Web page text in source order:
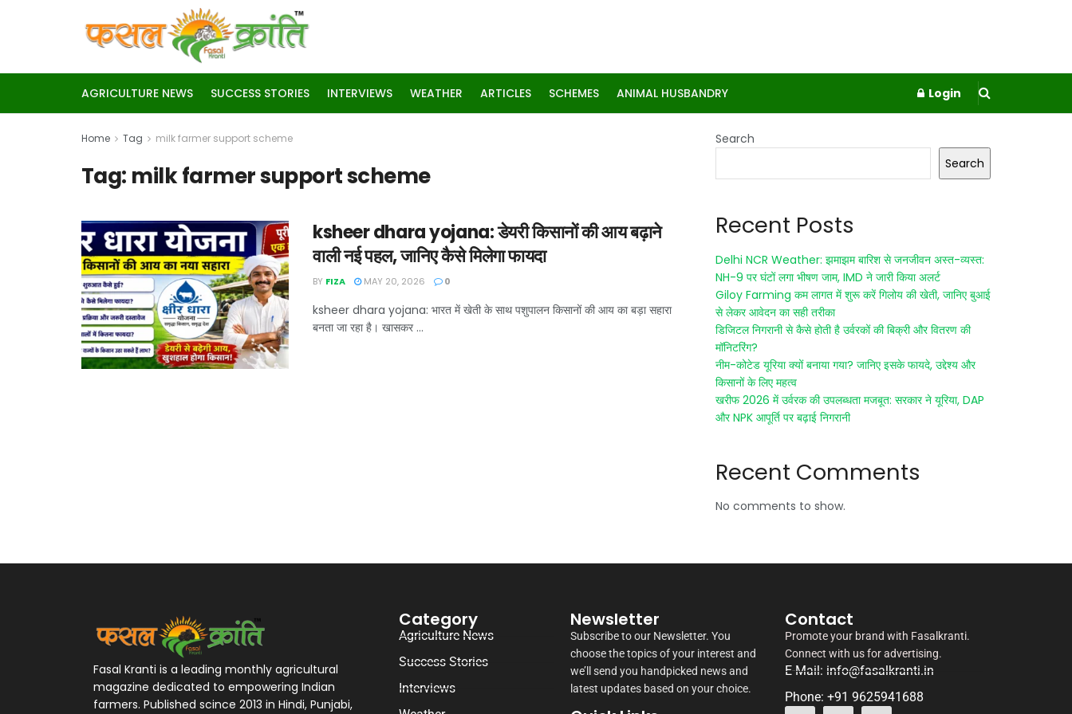
AGRICULTURE NEWS SUCCESS STORIES INTERVIEWS WEATHER ARTICLES SCHEMES ANIMAL HUSBANDRY Login
Home Tag milk farmer support scheme
Tag: milk farmer support scheme
ksheer dhara yojana: डेयरी किसानों की आय बढ़ाने
वाली नई पहल, जानिए कैसे मिलेगा फायदा
BY FIZA MAY 20, 2026 0
ksheer dhara yojana: भारत में खेती के साथ पशुपालन किसानों की आय का बड़ा सहारा
बनता जा रहा है। खासकर ...
Search
Search
Recent Posts
Delhi NCR Weather: झमाझम बारिश से जनजीवन अस्त-व्यस्त:
NH-9 पर घंटों लगा भीषण जाम, IMD ने जारी किया अलर्ट
Giloy Farming कम लागत में शुरू करें गिलोय की खेती, जानिए बुआई
से लेकर आवेदन का सही तरीका
डिजिटल निगरानी से कैसे होती है उर्वरकों की बिक्री और वितरण की
मॉनिटरिंग?
नीम-कोटेड यूरिया क्यों बनाया गया? जानिए इसके फायदे, उद्देश्य और
किसानों के लिए महत्व
खरीफ 2026 में उर्वरक की उपलब्धता मजबूत: सरकार ने यूरिया, DAP
और NPK आपूर्ति पर बढ़ाई निगरानी
Recent Comments
No comments to show.
Fasal Kranti is a leading monthly agricultural
magazine dedicated to empowering Indian
farmers. Published scince 2013 in Hindi, Punjabi,
Category
Agriculture News
Success Stories
Interviews
Newsletter
Subscribe to our Newsletter. You
choose the topics of your interest and
we’ll send you handpicked news and
latest updates based on your choice.
Contact
Promote your brand with Fasalkranti.
Connect with us for advertising.
E-Mail: info@fasalkranti.in
Phone: +91 9625941688